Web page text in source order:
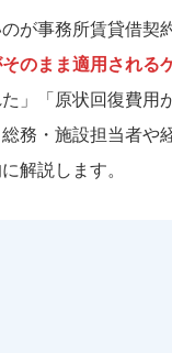
が事務所賃貸借
のまま適用される
」「原状回復
務・施設担当者
解説します。